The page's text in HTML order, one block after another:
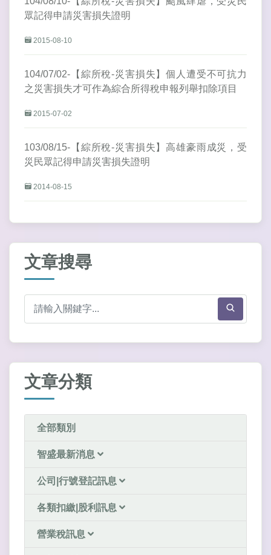
眾記得申請災害損失證明
2015-08-10
104/07/02-【綜所稅-災害損失】個人遭受不可抗力
之災害損失才可作為綜合所得稅申報列舉扣除項目
2015-07-02
103/08/15-【綜所稅-災害損失】高雄豪雨成災，受
災民眾記得申請災害損失證明
2014-08-15
文章搜尋
文章分類
全部類別
智盛最新消息
公司|行號登記訊息
各類扣繳|股利訊息
營業稅訊息